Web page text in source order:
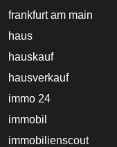
frankfurt am main
haus
hauskauf
hausverkauf
immo 24
immobil
immobilienscout